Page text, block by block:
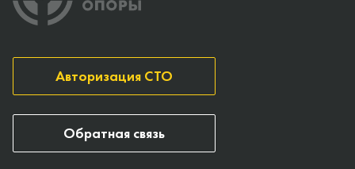
Авторизация СТО
Обратная связь